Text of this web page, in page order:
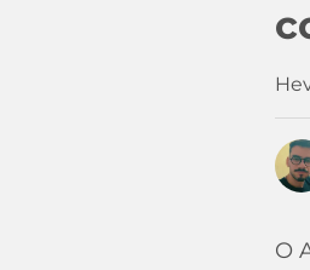
Acesse o perfil do
O